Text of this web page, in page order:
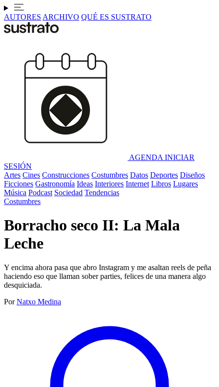
AUTORES ARCHIVO QUÉ ES SUSTRATO
AGENDA INICIAR
SESIÓN
Artes Cines Construcciones Costumbres Datos Deportes Diseños
Ficciones Gastronomía Ideas Interiores Internet Libros Lugares
Música Podcast Sociedad Tendencias
Costumbres
Borracho seco II: La Mala
Leche
Y encima ahora pasa que abro Instagram y me asaltan reels de peña
haciendo eso que llaman sober parties, felices de una manera algo
desquiciada.
Por Natxo Medina